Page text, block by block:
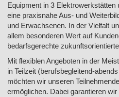
Equipment in 3 Elektrowerkstätten
eine praxisnahe Aus- und
und Erwachsenen. In der Vielfalt
allem besonderen Wert auf
bedarfsgerechte
Mit flexiblen Angeboten in der
in Teilzeit (berufsbegleitend-
möchten wir unseren
ermöglichen. Dabei garantieren